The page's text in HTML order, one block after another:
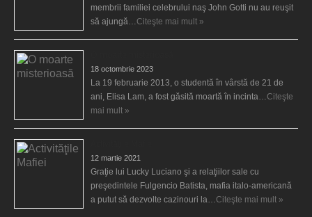
membrii familiei celebrului naş John Gotti nu au reuşit
să ajungă… Citeşte mai mult »
18 octombrie 2023
La 19 februarie 2013, o studentă în vârstă de 21 de
ani, Elisa Lam, a fost găsită moartă în incinta… Citeşte
mai mult »
12 martie 2021
Graţie lui Lucky Luciano şi a relaţiilor sale cu
preşedintele Fulgencio Batista, mafia italo-americană
a putut să dezvolte cazinouri la… Citeşte mai mult »